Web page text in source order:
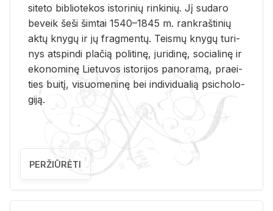
si­te­to bi­b­lio­te­kos is­to­ri­nių rin­ki­nių. Jį su­da­ro
be­veik šeši šim­tai 1540–1845 m. rank­raš­ti­nių
aktų kny­gų ir jų frag­men­tų. Teis­mų kny­gų tu­ri­
nys at­spin­di pla­čią po­li­ti­nę, ju­ri­di­nę, so­cia­li­nę ir
eko­no­mi­nę Lie­tu­vos is­to­ri­jos pa­no­ra­mą, pra­ei­
ties bui­tį, vi­suo­me­ni­nę bei in­di­vi­dua­lią psi­cho­lo­
gi­ją.
PERŽIŪRĖTI